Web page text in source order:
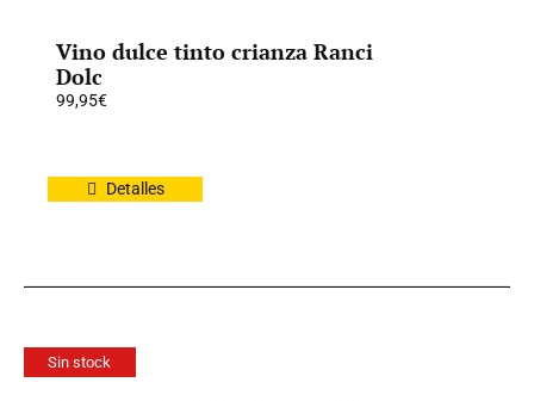
Vino dulce tinto crianza Ranci
Dolc
99,95€
Detalles
Sin stock